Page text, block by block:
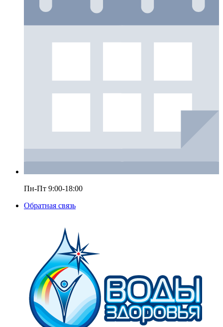
Пн-Пт 9:00-18:00
Обратная связь